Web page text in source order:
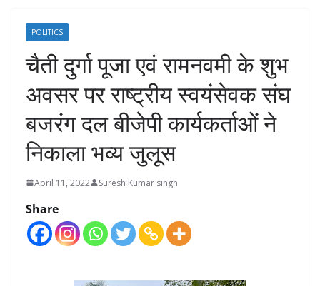
POLITICS
चैती दुर्गा पूजा एवं रामनवमी के शुभ
अवसर पर राष्ट्रीय स्वयंसेवक संघ
बजरंग दल बीजेपी कार्यकर्ताओं ने
निकाला भव्य जुलूस
April 11, 2022 Suresh Kumar singh
Share